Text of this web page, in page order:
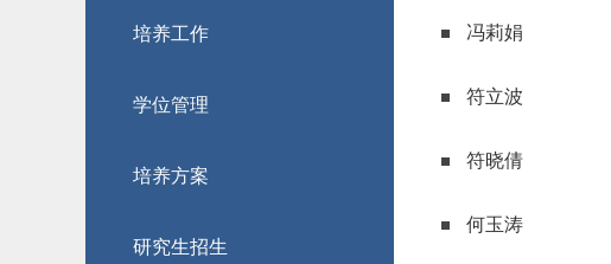
培养工作
学位管理
培养方案
研究生招生
冯莉娟
符立波
符晓倩
何玉涛